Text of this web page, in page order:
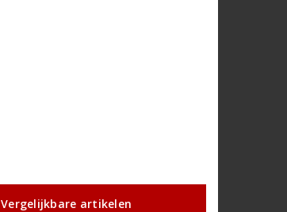
Vergelijkbare artikelen